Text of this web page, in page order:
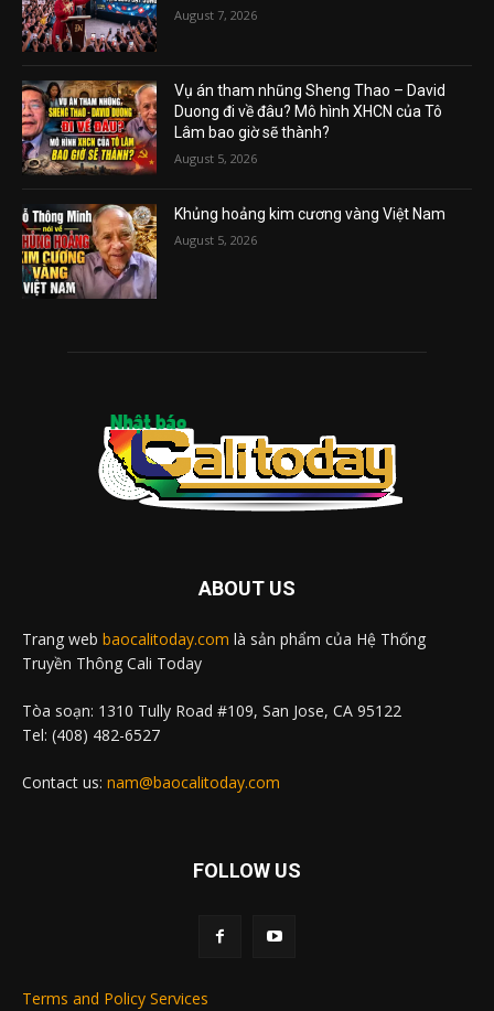
August 7, 2026
Vụ án tham nhũng Sheng Thao – David
Duong đi về đâu? Mô hình XHCN của Tô
Lâm bao giờ sẽ thành?
August 5, 2026
Khủng hoảng kim cương vàng Việt Nam
August 5, 2026
ABOUT US
Trang web baocalitoday.com là sản phẩm của Hệ Thống
Truyền Thông Cali Today
Tòa soạn: 1310 Tully Road #109, San Jose, CA 95122
Tel: (408) 482-6527
Contact us: nam@baocalitoday.com
FOLLOW US
Terms and Policy Services